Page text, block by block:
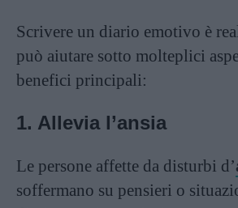
Scrivere un diario emotivo è
può aiutare sotto molteplici
benefici principali:
1. Allevia l’ansia
Le persone affette da disturbi d’
soffermano su pensieri o